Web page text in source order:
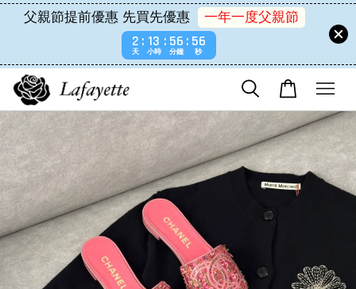
父親節提前優惠 先買先優惠
一年一度父親節
2
天
13
小時
56
分鐘
56
秒